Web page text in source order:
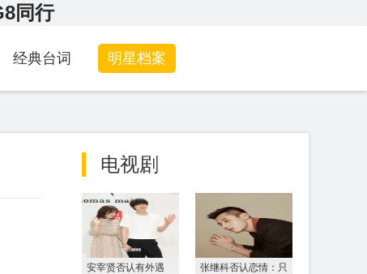
同行
经典台词 明星档案
电视剧
安宰贤否认有外遇
张继科否认恋情：只